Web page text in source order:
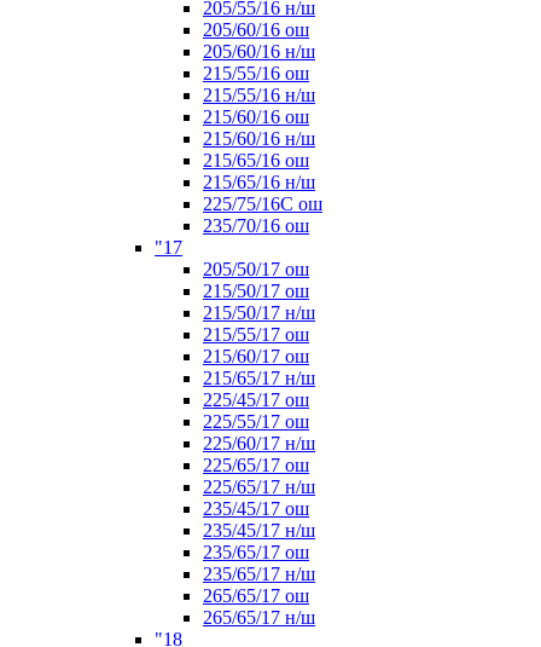
205/55/16 н/ш
205/60/16 ош
205/60/16 н/ш
215/55/16 ош
215/55/16 н/ш
215/60/16 ош
215/60/16 н/ш
215/65/16 ош
215/65/16 н/ш
225/75/16C ош
235/70/16 ош
"17
205/50/17 ош
215/50/17 ош
215/50/17 н/ш
215/55/17 ош
215/60/17 ош
215/65/17 н/ш
225/45/17 ош
225/55/17 ош
225/60/17 н/ш
225/65/17 ош
225/65/17 н/ш
235/45/17 ош
235/45/17 н/ш
235/65/17 ош
235/65/17 н/ш
265/65/17 ош
265/65/17 н/ш
"18